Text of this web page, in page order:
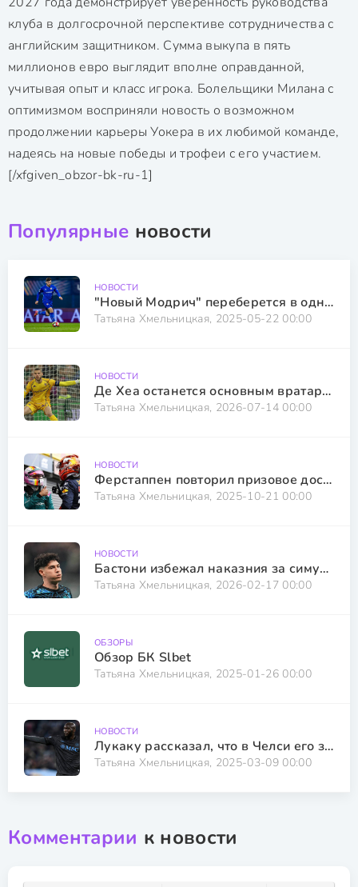
клуба в долгосрочной перспективе сотрудничества с
английским защитником. Сумма выкупа в пять
миллионов евро выглядит вполне оправданной,
учитывая опыт и класс игрока. Болельщики Милана с
оптимизмом восприняли новость о возможном
продолжении карьеры Уокера в их любимой команде,
надеясь на новые победы и трофеи с его участием.
[/xfgiven_obzor-bk-ru-1]
Популярные новости
НОВОСТИ
"Новый Модрич" переберется в одно из топ-5 лиг Европы
Татьяна Хмельницкая, 2025-05-22 00:00
НОВОСТИ
Де Хеа останется основным вратарем Фиорентины в следующем сезоне
Татьяна Хмельницкая, 2026-07-14 00:00
НОВОСТИ
Ферстаппен повторил призовое достижение Феттеля
Татьяна Хмельницкая, 2025-10-21 00:00
НОВОСТИ
Бастони избежал наказния за симуляция из-за бюрократических тонкостей
Татьяна Хмельницкая, 2026-02-17 00:00
ОБЗОРЫ
Обзор БК Slbet
Татьяна Хмельницкая, 2025-01-26 00:00
НОВОСТИ
Лукаку рассказал, что в Челси его заставляли пользоваться раздевалкой молодежной команды
Татьяна Хмельницкая, 2025-03-09 00:00
Комментарии к новости